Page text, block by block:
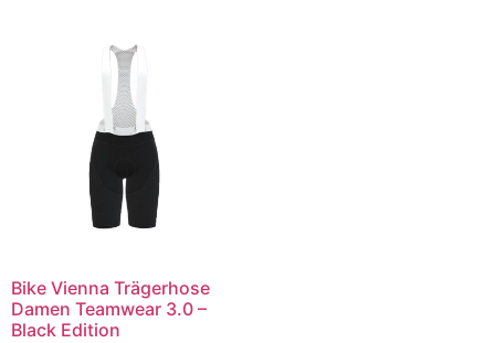
Bike Vienna Trägerhose
Damen Teamwear 3.0 –
Black Edition